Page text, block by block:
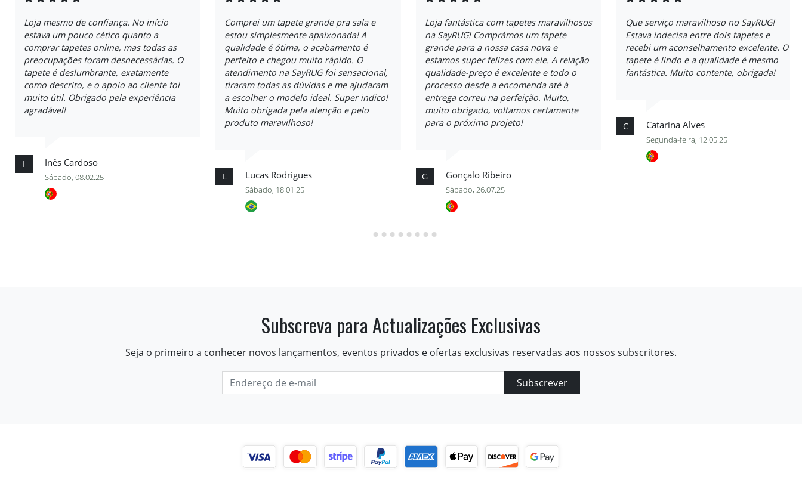
Loja mesmo de confiança. No início
estava um pouco cético quanto a
comprar tapetes online, mas todas as
preocupações foram desnecessárias. O
tapete é deslumbrante, exatamente
como descrito, e o apoio ao cliente foi
muito útil. Obrigado pela experiência
agradável!
I Inês Cardoso
Sábado, 08.02.25
Comprei um tapete grande pra sala e
estou simplesmente apaixonada! A
qualidade é ótima, o acabamento é
perfeito e chegou muito rápido. O
atendimento na SayRUG foi sensacional,
tiraram todas as dúvidas e me ajudaram
a escolher o modelo ideal. Super indico!
Muito obrigada pela atenção e pelo
produto maravilhoso!
L Lucas Rodrigues
Sábado, 18.01.25
Loja fantástica com tapetes maravilhosos
na SayRUG! Comprámos um tapete
grande para a nossa casa nova e
estamos super felizes com ele. A relação
qualidade-preço é excelente e todo o
processo desde a encomenda até à
entrega correu na perfeição. Muito,
muito obrigado, voltamos certamente
para o próximo projeto!
G Gonçalo Ribeiro
Sábado, 26.07.25
Que serviço maravilhoso no SayRUG!
Estava indecisa entre dois tapetes e
recebi um aconselhamento excelente. O
tapete é lindo e a qualidade é mesmo
fantástica. Muito contente, obrigada!
C Catarina Alves
Segunda-feira, 12.05.25
Subscreva para Actualizações Exclusivas
Seja o primeiro a conhecer novos lançamentos, eventos privados e ofertas exclusivas reservadas aos nossos subscritores.
Subscrever